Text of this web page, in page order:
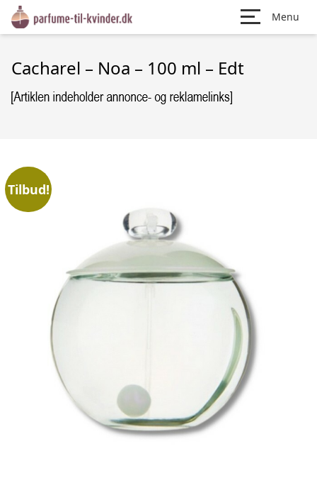
Menu
Cacharel – Noa – 100 ml – Edt
Tilbud!